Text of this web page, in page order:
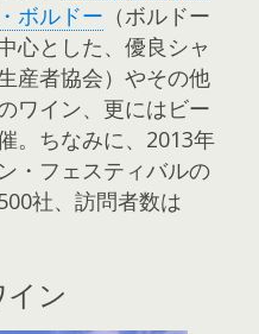
ボルドー （ボルドー
心とした、優良シャ
産者協会）やその他
ワイン、更にはビー
。ちなみに、2013年
・フェスティバルの
社、訪問者数は
ン